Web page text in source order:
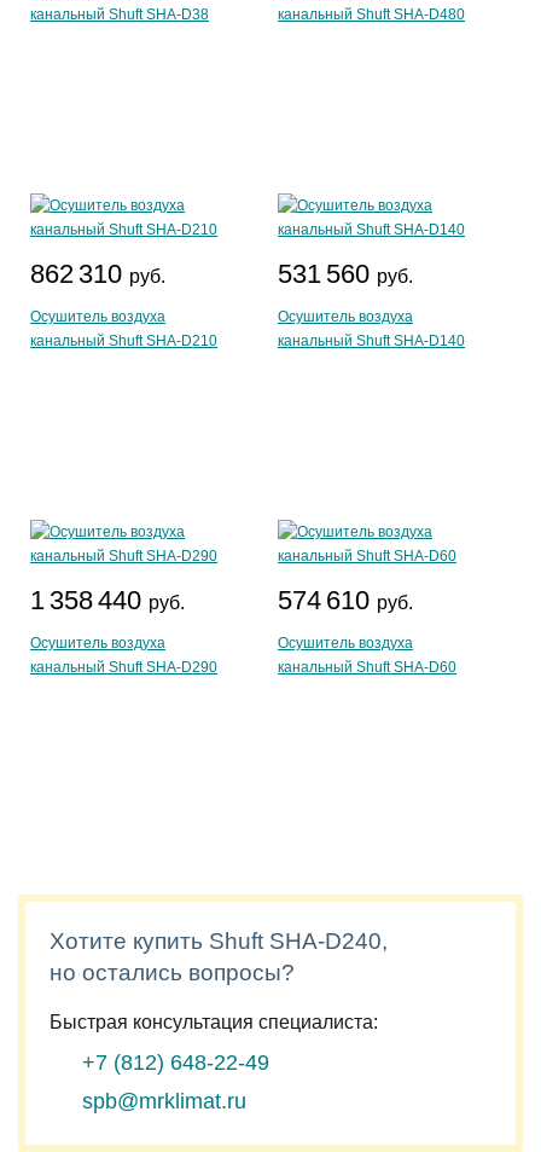
канальный Shuft SHA-D38
канальный Shuft SHA-D480
862 310 руб.
Осушитель воздуха
канальный Shuft SHA-D210
531 560 руб.
Осушитель воздуха
канальный Shuft SHA-D140
1 358 440 руб.
Осушитель воздуха
канальный Shuft SHA-D290
574 610 руб.
Осушитель воздуха
канальный Shuft SHA-D60
Хотите купить Shuft SHA-D240,
но остались вопросы?
Быстрая консультация специалиста:
+7 (812) 648-22-49
spb@mrklimat.ru